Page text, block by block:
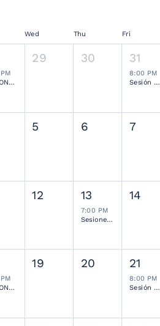
Wed Thu Fri
SESIONES MENSUALES NEUROCIRUGÍA PEDIÁTRICA MEXICANA
29 30 31
8:00 PM
Sesión Ordinaria SMCN
5 6 7
12 13
7:00 PM
Sesiones de Residentes Mensual
14
SESIONES MENSUALES NEUROCIRUGÍA PEDIÁTRICA MEXICANA
19 20 21
8:00 PM
Sesión Ordinaria SMCN